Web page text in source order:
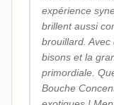
expérience
brillent aussi
brouillard. Avec
bisons et la
primordiale.
Bouche